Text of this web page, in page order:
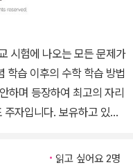
시험에 나오는 모든 문제가
하며 등장하여 최고의 자리
. 보유하고 있는
특별함이 있습니다. 이것이
읽고 싶어요 2명